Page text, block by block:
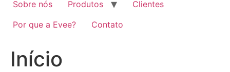
Sobre nós Produtos
Clientes
Por que a Evee?
Contato
Início